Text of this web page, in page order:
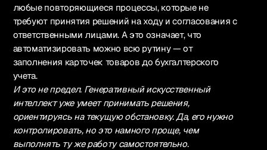
любые повторяющиеся процессы, которые не
требуют принятия решений на ходу и согласования с
ответственными лицами. А это означает, что
автоматизировать можно всю рутину — от
заполнения карточек товаров до бухгалтерского
учета.
И это не предел. Генеративный искусственный
интеллект уже умеет принимать решения,
ориентируясь на текущую обстановку. Да, его нужно
контролировать, но это намного проще, чем
выполнять ту же работу самостоятельно.